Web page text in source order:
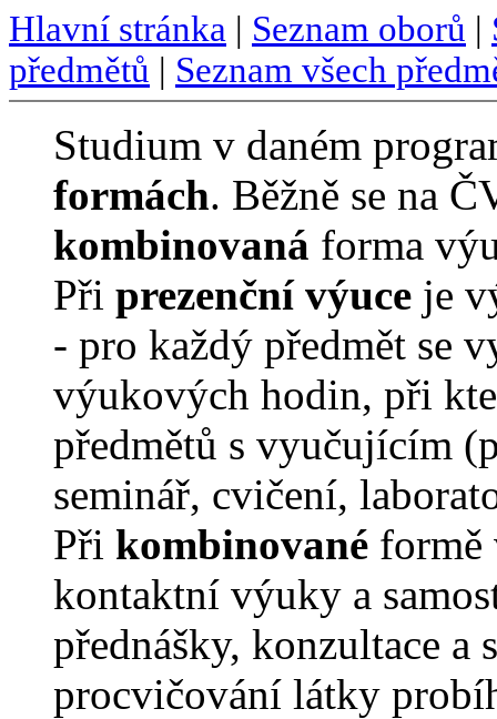
Hlavní stránka | Seznam oborů |
předmětů | Seznam všech
Studium v daném
formách. Běžně se na
kombinovaná forma
Při prezenční výuce je
- pro každý předmět se
výukových hodin, při
předmětů s vyučujícím
seminář, cvičení,
Při kombinované formě
kontaktní výuky a
přednášky, konzultace a
procvičování látky